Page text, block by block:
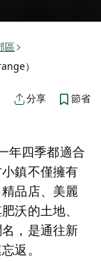
區
）
分享 節省
年四季都適合
鎮不僅擁有
品店、美麗
沃的土地、
，是通往新
返。